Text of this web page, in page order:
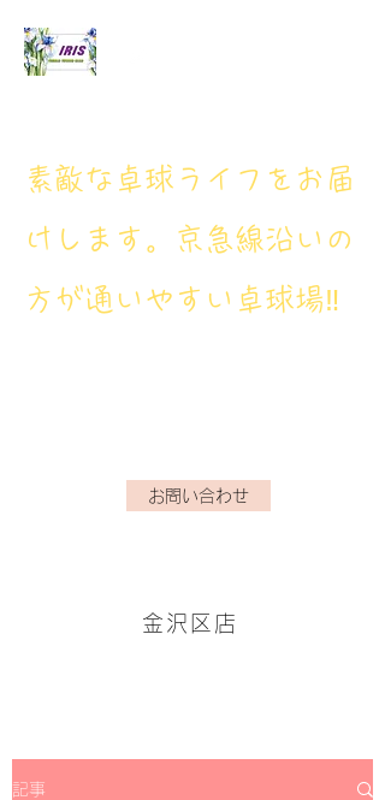
​素敵な卓球ライフをお届
けします。京急線沿いの
方が通いやすい卓球場‼
お問い合わせ
金沢区店
記事